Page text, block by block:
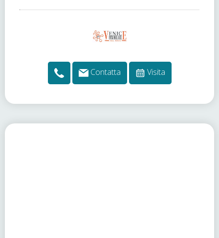
Contatta Visita